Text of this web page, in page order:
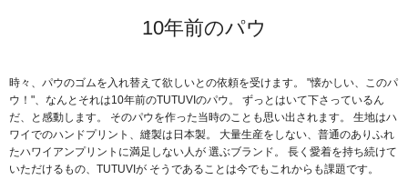
10年前のパウ
時々、パウのゴムを入れ替えて欲しいとの依頼を受けます。
"懐かしい、このパ
ウ！"、なんとそれは10年前のTUTUVIのパウ。
ずっとはいて下さっているん
だ、と感動します。
そのパウを作った当時のことも思い出されます。
生地はハ
ワイでのハンドプリント、縫製は日本製。
大量生産をしない、普通のありふれ
たハワイアンプリントに満足しない人が 選ぶブランド。
長く愛着を持ち続けて
いただけるもの、TUTUVIが そうであることは今でもこれからも課題です。